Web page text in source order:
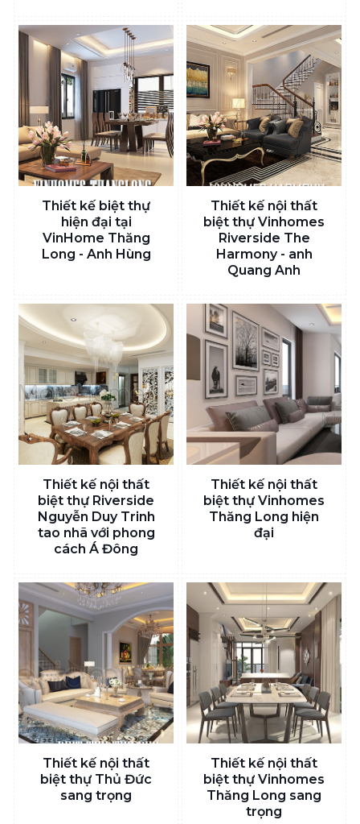
Thiết kế biệt thự
hiện đại tại
VinHome Thăng
Long - Anh Hùng
Thiết kế nội thất
biệt thự Vinhomes
Riverside The
Harmony - anh
Quang Anh
Thiết kế nội thất
biệt thự Riverside
Nguyễn Duy Trinh
tao nhã với phong
cách Á Đông
Thiết kế nội thất
biệt thự Vinhomes
Thăng Long hiện
đại
Thiết kế nội thất
biệt thự Thủ Đức
sang trọng
Thiết kế nội thất
biệt thự Vinhomes
Thăng Long sang
trọng